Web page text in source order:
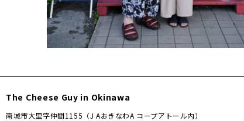
The Cheese Guy in Okinawa
南城市大里字仲間1155（J AおきなわA コープアトール内）